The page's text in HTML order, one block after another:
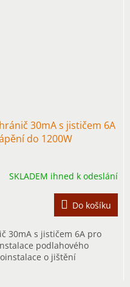
30mA s jističem 6A
do 1200W
SKLADEM ihned k odeslání
Do košíku
30mA s jističem 6A pro
podlahového
o jištění